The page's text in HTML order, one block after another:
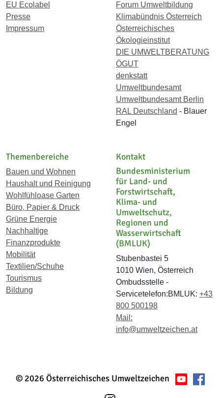
EU Ecolabel
Presse
Impressum
Forum Umweltbildung
Klimabündnis Österreich
Österreichisches
Ökologieinstitut
DIE UMWELTBERATUNG
ÖGUT
denkstatt
Umweltbundesamt
Umweltbundesamt Berlin
RAL Deutschland - Blauer
Engel
Themenbereiche
Bauen und Wohnen
Haushalt und Reinigung
Wohlfühloase Garten
Büro, Papier & Druck
Grüne Energie
Nachhaltige
Finanzprodukte
Mobilität
Textilien/Schuhe
Tourismus
Bildung
Kontakt
Bundesministerium
für Land- und
Forstwirtschaft,
Klima- und
Umweltschutz,
Regionen und
Wasserwirtschaft
(BMLUK)
Stubenbastei 5
1010 Wien, Österreich
Ombudsstelle -
Servicetelefon:BMLUK: +43
800 500198
Mail:
info@umweltzeichen.at
© 2026 Österreichisches Umweltzeichen